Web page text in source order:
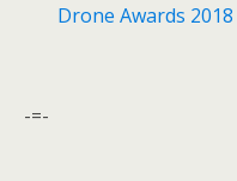
Drone Awards 2018
-=-